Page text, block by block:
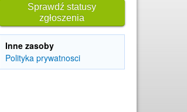
Sprawdź statusy
zgłoszenia
Inne zasoby
Polityka prywatnosci